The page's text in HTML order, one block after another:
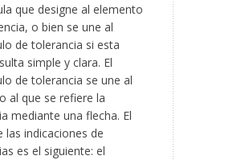
que designe al elemento
o bien se une al
de tolerancia si esta
simple y clara. El
de tolerancia se une al
al que se refiere la
mediante una flecha. El
las indicaciones de
es el siguiente: el